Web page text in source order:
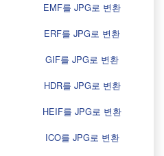
EMF를 JPG로 변환
ERF를 JPG로 변환
GIF를 JPG로 변환
HDR를 JPG로 변환
HEIF를 JPG로 변환
ICO를 JPG로 변환